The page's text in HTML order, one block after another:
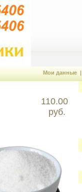
Мои данные|
110.00
руб.